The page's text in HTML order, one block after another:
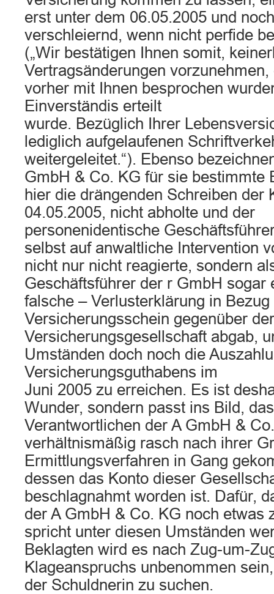
erst unter dem 06.05.2005 und
verschleiernd, wenn nicht perfide
(„Wir bestätigen Ihnen somit,
Vertragsänderungen
vorher mit Ihnen besprochen
Einverständis erteilt
wurde. Bezüglich Ihrer
lediglich aufgelaufenen
weitergeleitet.“). Ebenso
GmbH & Co. KG für sie bestimmte
hier die drängenden Schreiben der
04.05.2005, nicht abholte und der
personenidentische
selbst auf anwaltliche Intervention
nicht nur nicht reagierte, sondern
Geschäftsführer der r GmbH sogar
falsche – Verlusterklärung in Bezug
Versicherungsschein gegenüber der
Versicherungsgesellschaft abgab,
Umständen doch noch die
Versicherungsguthabens im
Juni 2005 zu erreichen. Es ist
Wunder, sondern passt ins Bild,
Verantwortlichen der A GmbH &
verhältnismäßig rasch nach ihrer
Ermittlungsverfahren in Gang
dessen das Konto dieser
beschlagnahmt worden ist. Dafür,
der A GmbH & Co. KG noch etwas
spricht unter diesen Umständen
Beklagten wird es nach Zug-um-
Klageanspruchs unbenommen
der Schuldnerin zu suchen.